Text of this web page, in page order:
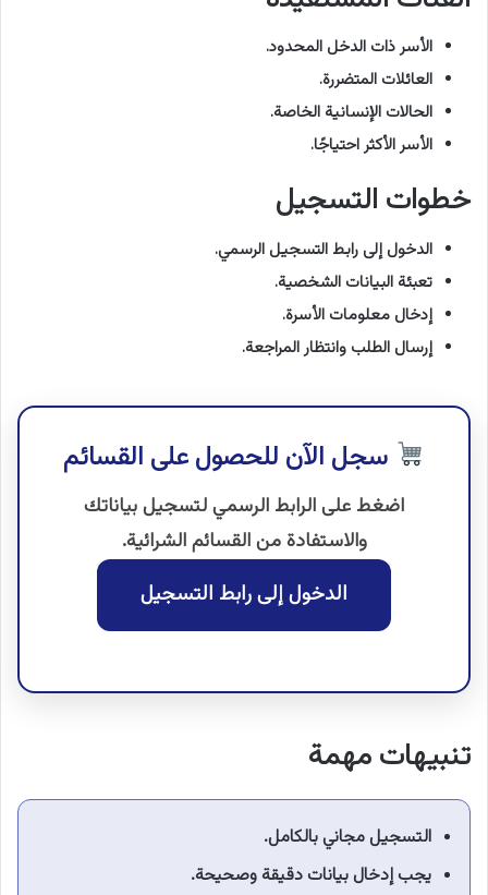
الأسر ذات الدخل المحدود.
العائلات المتضررة.
الحالات الإنسانية الخاصة.
الأسر الأكثر احتياجًا.
خطوات التسجيل
الدخول إلى رابط التسجيل الرسمي.
تعبئة البيانات الشخصية.
إدخال معلومات الأسرة.
إرسال الطلب وانتظار المراجعة.
سجل الآن للحصول على القسائم
اضغط على الرابط الرسمي لتسجيل بياناتك
والاستفادة من القسائم الشرائية.
الدخول إلى رابط التسجيل
تنبيهات مهمة
التسجيل مجاني بالكامل.
يجب إدخال بيانات دقيقة وصحيحة.